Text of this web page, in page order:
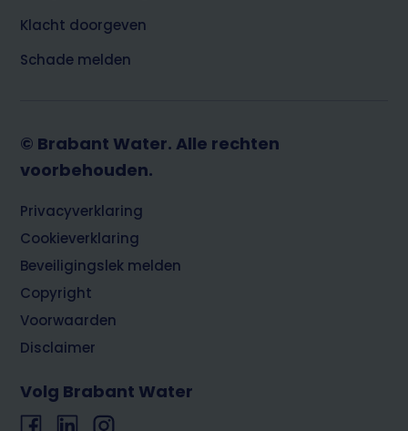
Klacht doorgeven
Schade melden
© Brabant Water. Alle rechten
voorbehouden.
Footer
Privacyverklaring
Cookieverklaring
Beveiligingslek melden
Copyright
Voorwaarden
Disclaimer
Volg Brabant Water
FacebookLinkedInInstagram